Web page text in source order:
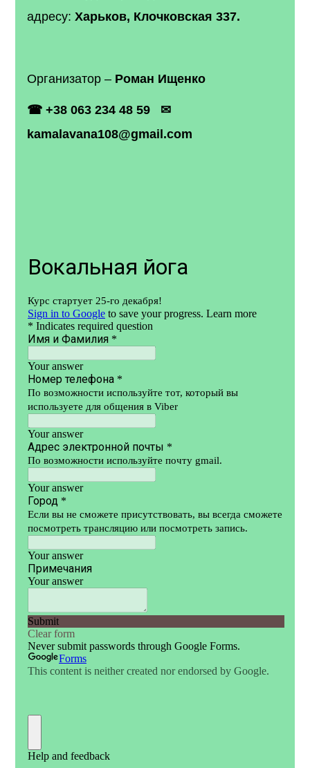
адресу:Харьков, Клочковская 337.
Организатор – Роман Ищенко
☎ +38 063 234 48 59 ✉
kamalavana108@gmail.com